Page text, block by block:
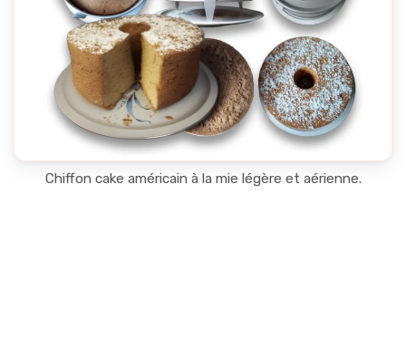
Chiffon cake américain à la mie légère et aérienne.